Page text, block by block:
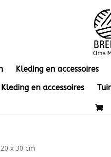
Kleding en accessoires
Kleding en accessoires
x 30 cm